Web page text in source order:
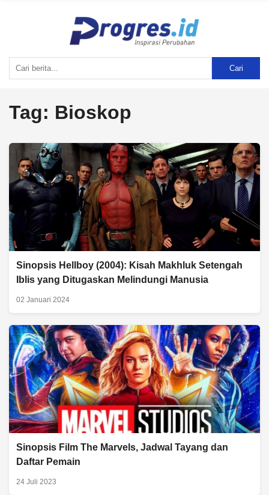
Cari
Tag: Bioskop
Sinopsis Hellboy (2004): Kisah Makhluk Setengah
Iblis yang Ditugaskan Melindungi Manusia
02 Januari 2024
Sinopsis Film The Marvels, Jadwal Tayang dan
Daftar Pemain
24 Juli 2023